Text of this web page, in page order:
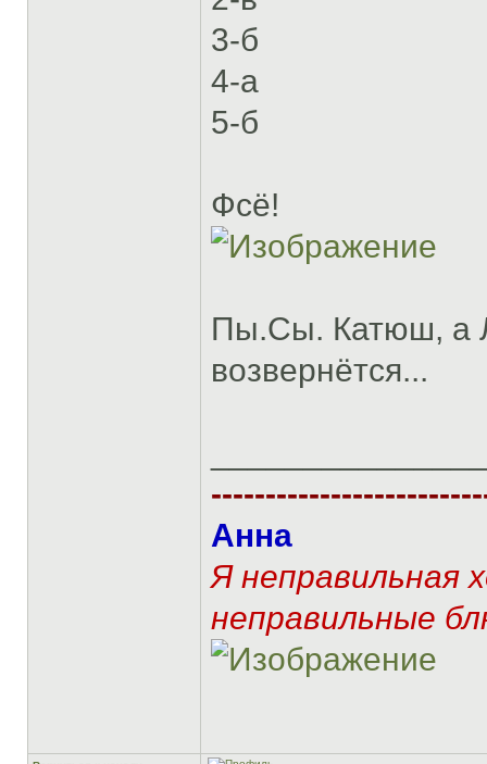
3-б
4-а
5-б
Фсё!
Пы.Сы. Катюш, а
возвернётся...
Анна
Я неправильная
неправильные